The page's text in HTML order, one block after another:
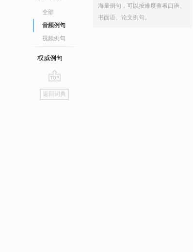
全部
音频例句
视频例句
权威例句
go
top
返回词典
海量例句，可以按难度查看口语、
书面语、论文例句。